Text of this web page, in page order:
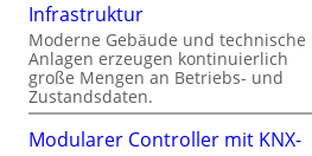
Infrastruktur
Moderne Gebäude und technische
Anlagen erzeugen kontinuierlich
große Mengen an Betriebs- und
Zustandsdaten.
Modularer Controller mit KNX-